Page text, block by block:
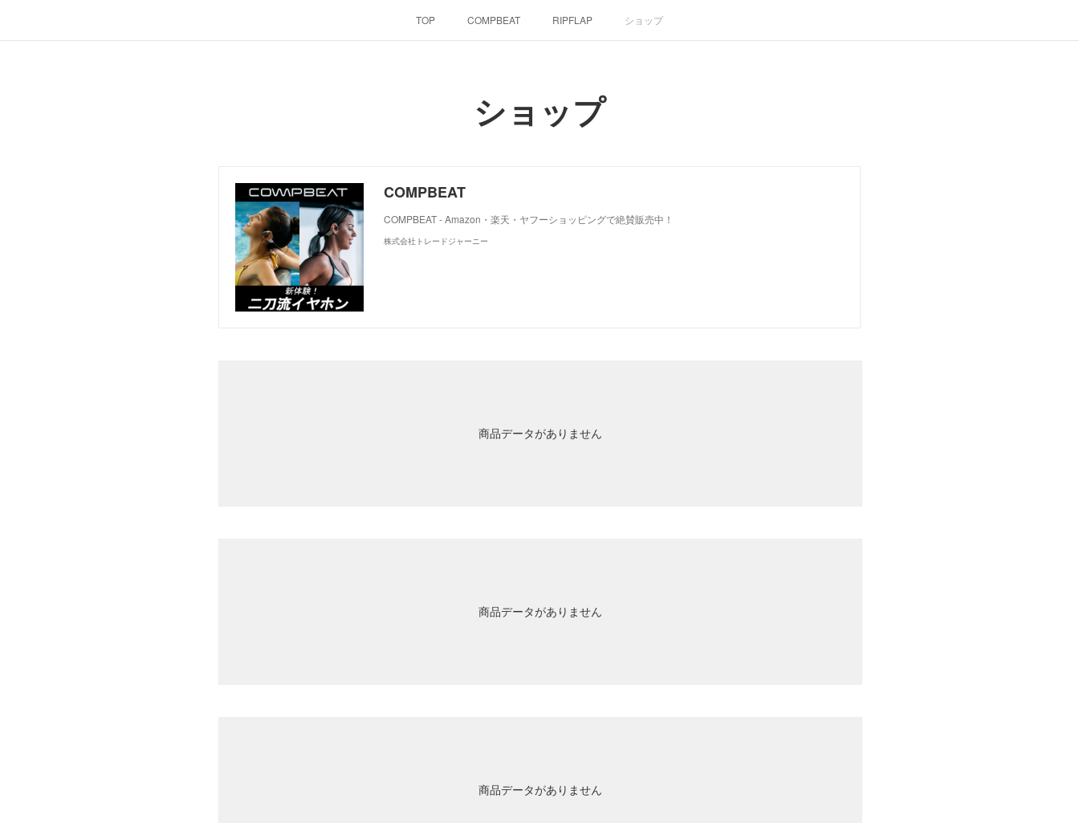
TOP COMPBEAT RIPFLAP ショップ
ショップ
COMPBEAT
COMPBEAT - Amazon・楽天・ヤフーショッピングで絶賛販売中！
株式会社トレードジャーニー
商品データがありません
商品データがありません
商品データがありません